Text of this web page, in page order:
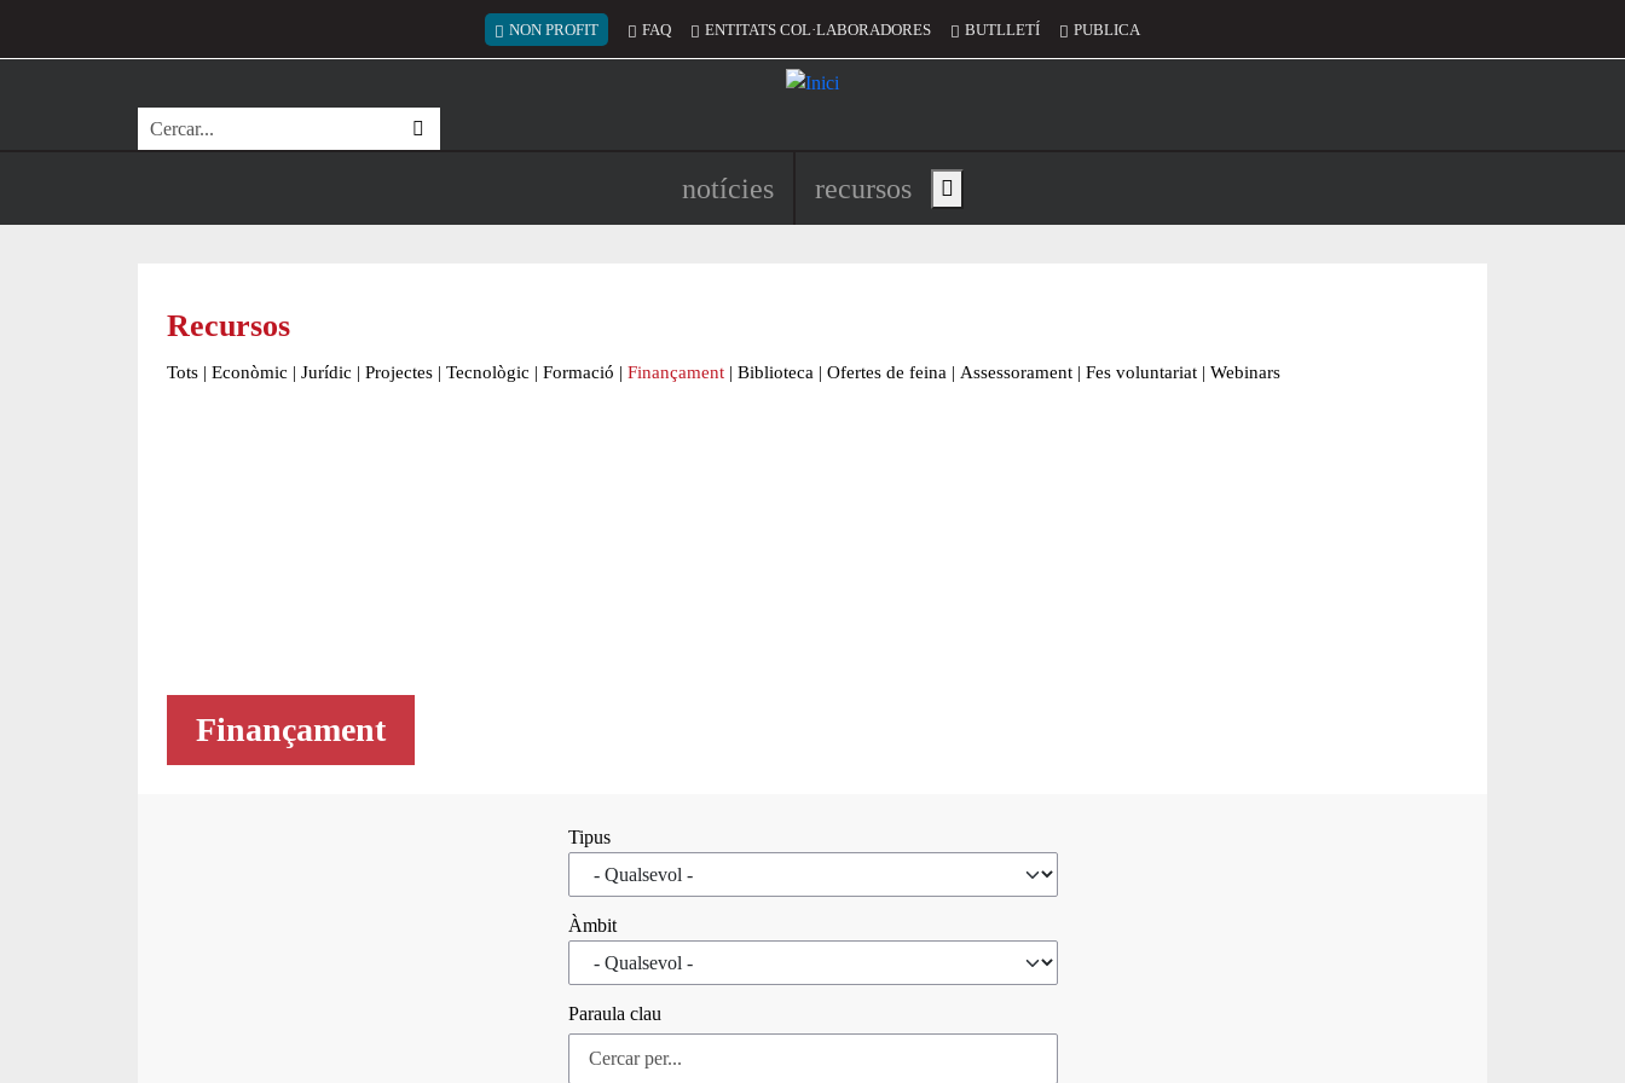
Menú del compte d'usuari
NON PROFIT FAQ ENTITATS COL·LABORADORES BUTLLETÍ PUBLICA
Cerca
Navegació principal de l'encapçalament
notícies recursos Show main menu
Recursos
Tots | Econòmic | Jurídic | Projectes | Tecnològic | Formació | Finançament | Biblioteca | Ofertes de feina | Assessorament | Fes voluntariat | Webinars
Finançament
Tipus
Àmbit
Paraula clau